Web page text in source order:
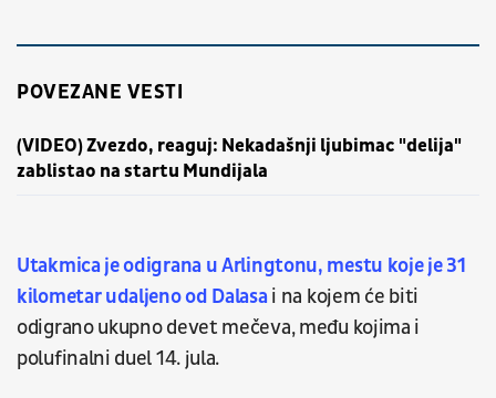
POVEZANE VESTI
(VIDEO) Zvezdo, reaguj: Nekadašnji ljubimac "delija"
zablistao na startu Mundijala
Utakmica je odigrana u Arlingtonu, mestu koje je 31
kilometar udaljeno od Dalasai na kojem će biti
odigrano ukupno devet mečeva, među kojima i
polufinalni duel 14. jula.